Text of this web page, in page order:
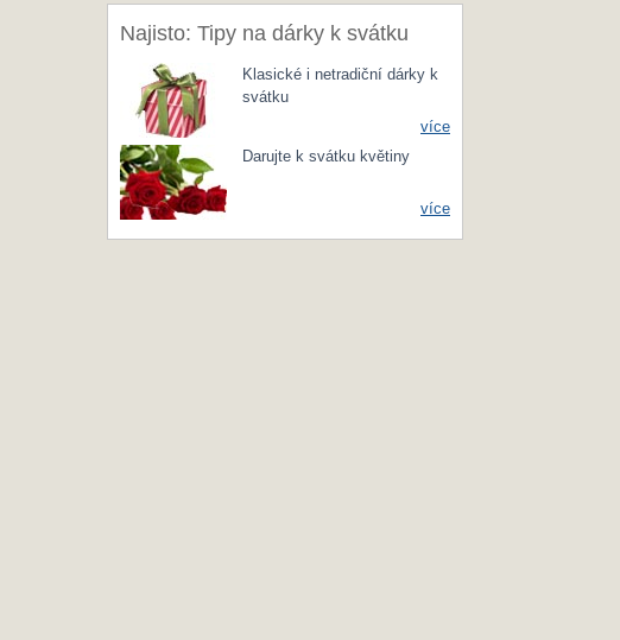
Najisto: Tipy na dárky k svátku
Klasické i netradiční dárky k
svátku
více
Darujte k svátku květiny
více